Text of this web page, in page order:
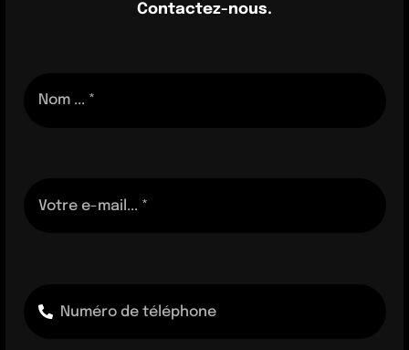
Contactez-nous.